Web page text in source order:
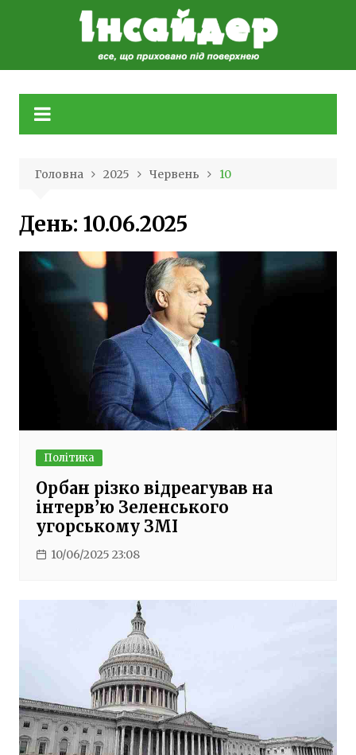
Головна 2025 Червень 10
День: 10.06.2025
Політика
Орбан різко відреагував на
інтерв’ю Зеленського
угорському ЗМІ
10/06/2025 23:08